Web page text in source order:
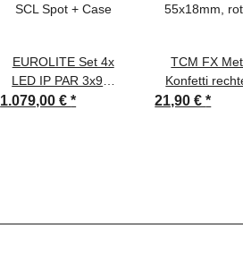
EUROLITE Set 4x
LED IP PAR 3x9W
SCL Spot + Case
1.079,00 €*
TCM FX
Konfetti
55x18mm,
21,90 €*